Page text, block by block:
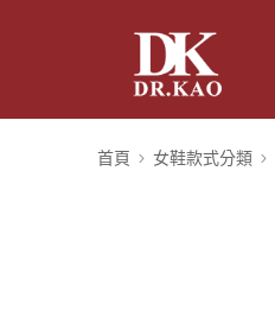
首頁 女鞋款式分類